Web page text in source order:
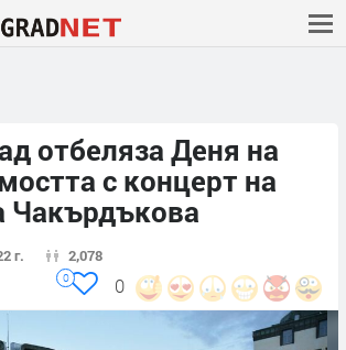
отбеляза Деня на
с концерт на
Чакърдъкова
г. 2,078
0
0